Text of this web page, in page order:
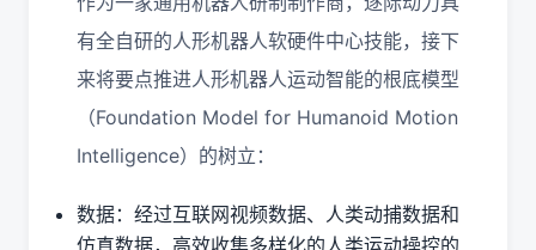
有全自研的人形机器人软硬件中心技能，接下
来将要点推进人形机器人运动智能的根底模型
（Foundation Model for Humanoid Motion
Intelligence）的树立：
数据：经过互联网视频数据、人类动捕数据和
仿真数据，高效收集多样化的人类运动操控的